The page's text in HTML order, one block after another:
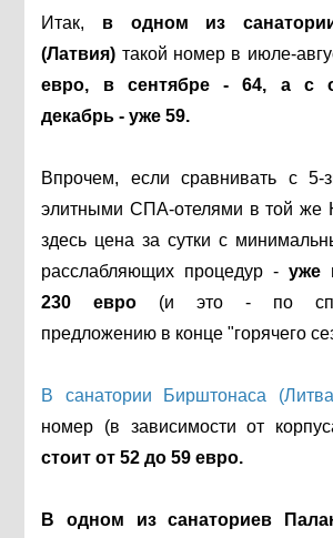
Итак, в одном из
(Латвия) такой номер в июле-
евро, в сентябре - 64, а с
декабрь - уже 59.
Впрочем, если сравнивать с 5-
элитными СПА-отелями в той же
здесь цена за сутки с
расслабляющих процедур -уже
230 евро (и это - по
предложению в конце "горячего
В санатории Бирштонаса
номер (в зависимости от
стоит от 52 до 59 евро.
В одном из санаториев